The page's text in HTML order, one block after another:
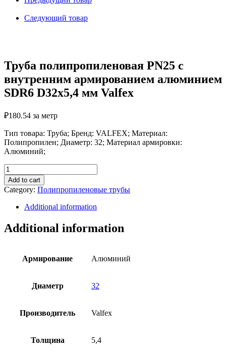
внутренним
армированием
алюминием
Valfex
quantity
Следующий товар
Труба полипропиленовая PN25 с
внутренним армированием алюминием
SDR6 D32х5,4 мм Valfex
₽180.54 за метр
Тип товара: Труба; Бренд: VALFEX; Материал:
Полипропилен; Диаметр: 32; Материал армировки:
Алюминий;
Труба
полипропиленовая
PN25
с
внутренним
армированием
алюминием
SDR6
Valfex
Add to cart
Category: Полипропиленовые трубы
Additional information
Additional information
Армирование Алюминий
Диаметр 32
Производитель Valfex
Толщина 5,4